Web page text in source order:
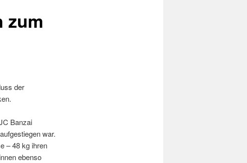
zum
der
Banzai
war.
– 48 kg ihren
ebenso